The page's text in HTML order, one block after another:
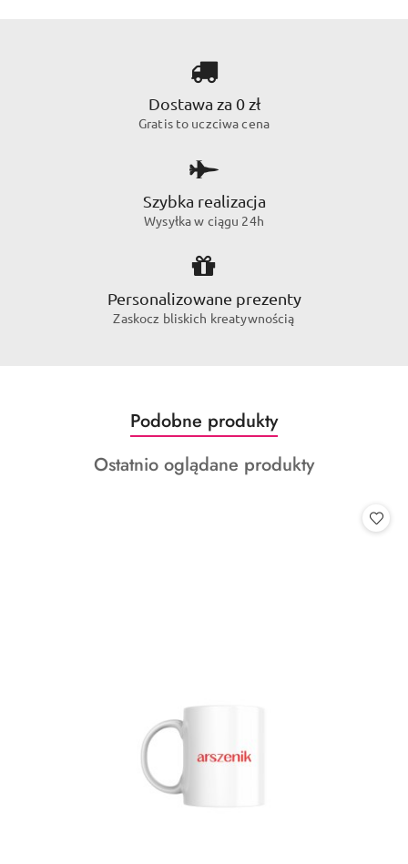
Dostawa za 0 zł
Gratis to uczciwa cena
Szybka realizacja
Wysyłka w ciągu 24h
Personalizowane prezenty
Zaskocz bliskich kreatywnością
Pomiń karuzelę produktów
Produkty
o
statusie:
Podobne produkty
Produkty
Ostatnio oglądane produkty